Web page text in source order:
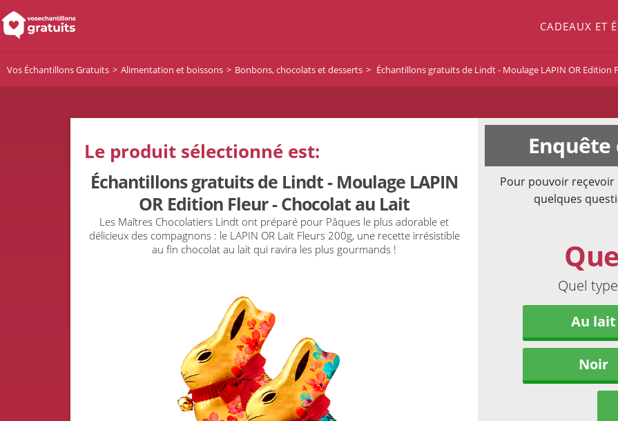
CADEAUX ET
Vos Échantillons Gratuits Alimentation et boissons Bonbons, chocolats et desserts Échantillons gratuits de Lindt - Moulage LAPIN OR Edition
Le produit sélectionné est:
Échantillons gratuits de Lindt - Moulage LAPIN
OR Edition Fleur - Chocolat au Lait
Les Maîtres Chocolatiers Lindt ont préparé pour Pâques le plus adorable et
délicieux des compagnons : le LAPIN OR Lait Fleurs 200g, une recette irrésistible
au fin chocolat au lait qui ravira les plus gourmands !
Pour pouvoir
quelques
Quel
Au lait
Noir